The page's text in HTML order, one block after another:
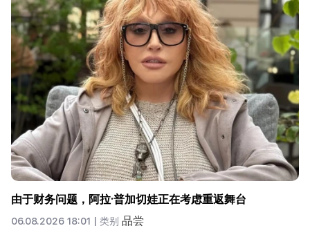
由于财务问题，阿拉·普加切娃正在考虑重返舞台
06.08.2026 18:01 | 类别 品尝